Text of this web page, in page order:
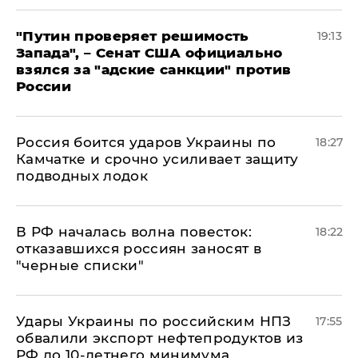
"Путин проверяет решимость
Запада", – Сенат США официально
взялся за "адские санкции" против
России
19:13
Россия боится ударов Украины по
Камчатке и срочно усиливает защиту
подводных лодок
18:27
​В РФ началась волна повесток:
отказавшихся россиян заносят в
"черные списки"
18:22
Удары Украины по российским НПЗ
обвалили экспорт нефтепродуктов из
РФ до 10-летнего минимума
17:55